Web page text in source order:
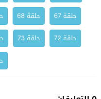
حلقة 67
حلقة 68
حلقة 72
حلقة 73